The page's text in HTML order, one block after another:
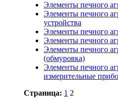
Элементы печного
Элементы печного
устройства
Элементы печного
Элементы печного
Элементы печного
(обмуровка)
Элементы печного
измерительные
Страница: 1 2